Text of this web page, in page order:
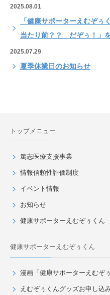
2025.08.01
「健康サポーターえむぞぅ
当たり前？？ だぞぅ！」を
2025.07.29
夏季休業日のお知らせ
トップメニュー
篤志医療支援事業
情報信頼性評価制度
イベント情報
お知らせ
健康サポーターえむぞぅくん
健康サポーターえむぞぅくん
漫画「健康サポーターえむぞ
えむぞぅくんグッズお申し込